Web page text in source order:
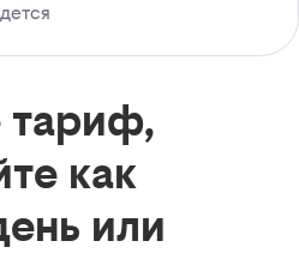
тариф,
как
или